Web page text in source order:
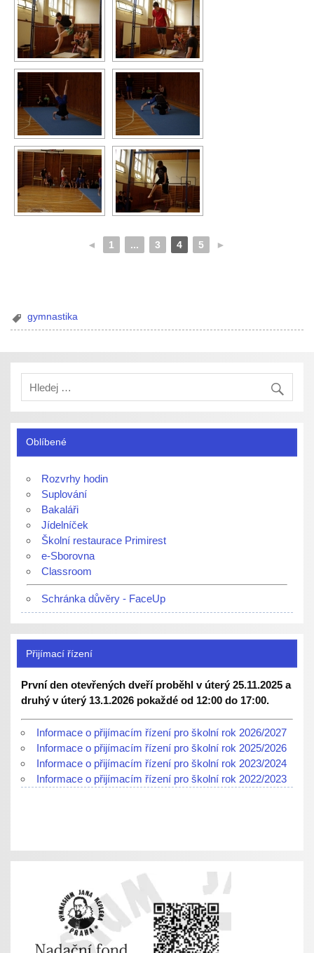
◄ 1 ... 3 4 5 ►
gymnastika
Oblíbené
Rozvrhy hodin
Suplování
Bakaláři
Jídelníček
Školní restaurace Primirest
e-Sborovna
Classroom
Schránka důvěry - FaceUp
Přijímací řízení
První den otevřených dveří proběhl v úterý 25.11.2025 a
druhý v úterý 13.1.2026 pokaždé od 12:00 do 17:00.
Informace o přijímacím řízení pro školní rok 2026/2027
Informace o přijímacím řízení pro školní rok 2025/2026
Informace o přijímacím řízení pro školní rok 2023/2024
Informace o přijímacím řízení pro školní rok 2022/2023